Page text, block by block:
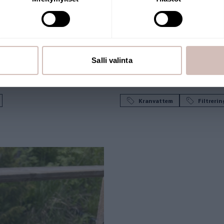
Salli valinta
kan påverka
och är
Mikroplaster i
Finns det mikroplast i
och kranvattnet – och hur
exponeringen.
Kranvattem